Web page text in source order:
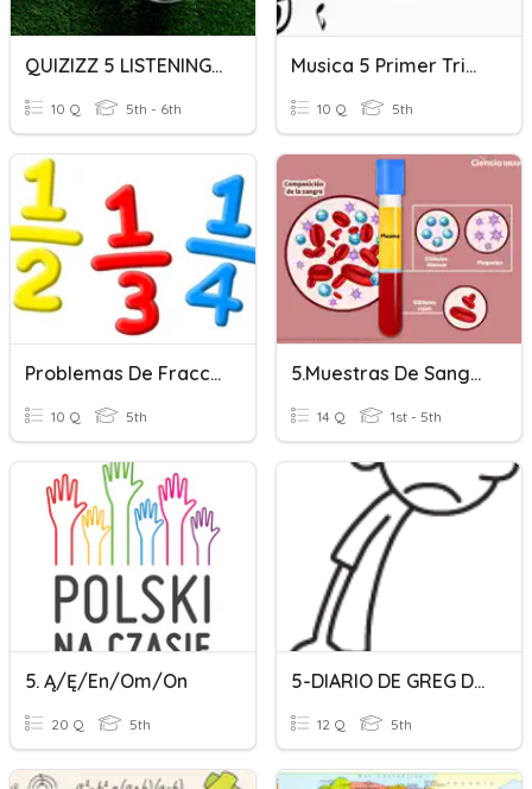
QUIZIZZ 5 LISTENING 5
10 Q 5th - 6th
Musica 5 Primer Trimestre
10 Q 5th
Problemas De Fracciones 5°
10 Q 5th
5.Muestras De Sangre 2
14 Q 1st - 5th
5. Ą/ę/en/om/on
20 Q 5th
5-DIARIO DE GREG DICIEMBRE
12 Q 5th